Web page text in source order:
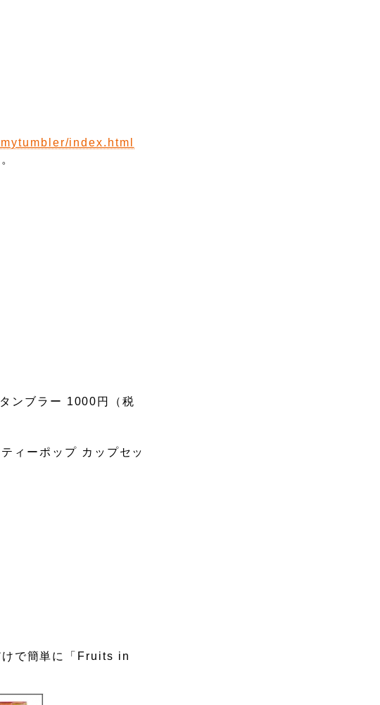
index.html
ンブラー 1000円（税
ィーポップ カップセッ
けで簡単に「Fruits in